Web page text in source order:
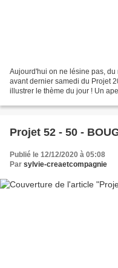
Aujourd'hui on ne lésine pas,
avant dernier samedi du Projet
illustrer le thème du jour ! Un
Projet 52 - 50 -
Publié le 12/12/2020 à 05:08
Par sylvie-creaetcompagnie